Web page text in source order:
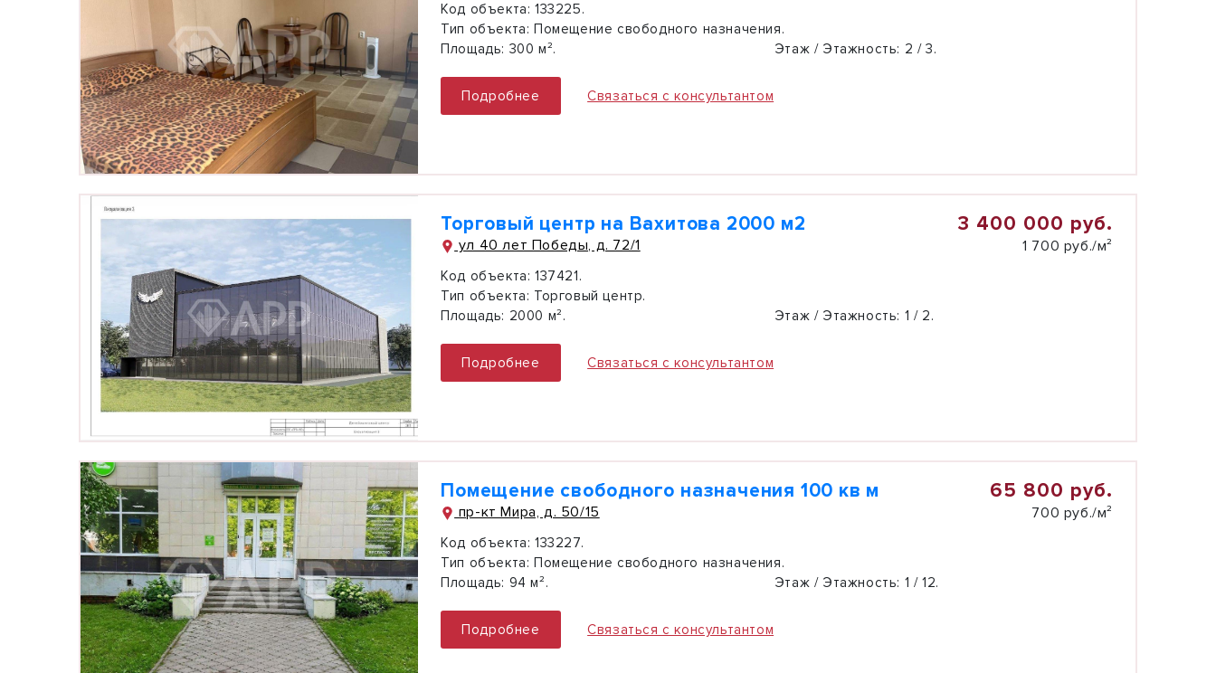
Код объекта: 133225.
Тип объекта: Помещение свободного назначения.
Площадь: 300 м². Этаж / Этажность: 2 / 3.
Подробнее Связаться с консультантом
Торговый центр на Вахитова 2000 м2
ул 40 лет Победы, д. 72/1
3 400 000 руб.
1 700 руб./м²
Код объекта: 137421.
Тип объекта: Торговый центр.
Площадь: 2000 м². Этаж / Этажность: 1 / 2.
Подробнее Связаться с консультантом
Помещение свободного назначения 100 кв м
пр-кт Мира, д. 50/15
65 800 руб.
700 руб./м²
Код объекта: 133227.
Тип объекта: Помещение свободного назначения.
Площадь: 94 м². Этаж / Этажность: 1 / 12.
Подробнее Связаться с консультантом